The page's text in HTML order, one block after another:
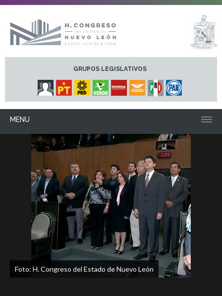
GRUPOS LEGISLATIVOS
MENU
Foto: H. Congreso del Estado de Nuevo León